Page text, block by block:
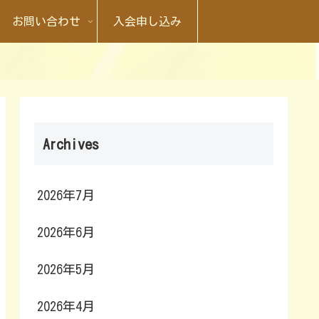
お問い合わせ 入会申し込み
Archives
2026年7月
2026年6月
2026年5月
2026年4月